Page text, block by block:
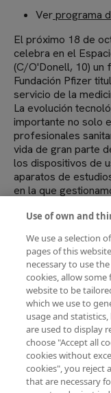
Verprograma
El próximo 18 de
celebra en el
(C/O'Donell, 10) un
Fundación Pfizer
servicio de la
La evolución
importante no solo
profesionales
vida de gran parte
los dispositivos de
aparatos de
en la que
máquinas
que antes se
contacto con las
pacientes y el
preocupaciones,
han dejado de
atención de los
tecnológicas que
disponibles.
En este foro se
los ejemplos que
la medicina y la
irremediablemente
Use of own and
We use a selection
pages of this
necessary to use
cookies, allow
website to be
which we use to
usage and
are used to display
choose "Accept all
cookies without
cookies", you reject
that are necessary